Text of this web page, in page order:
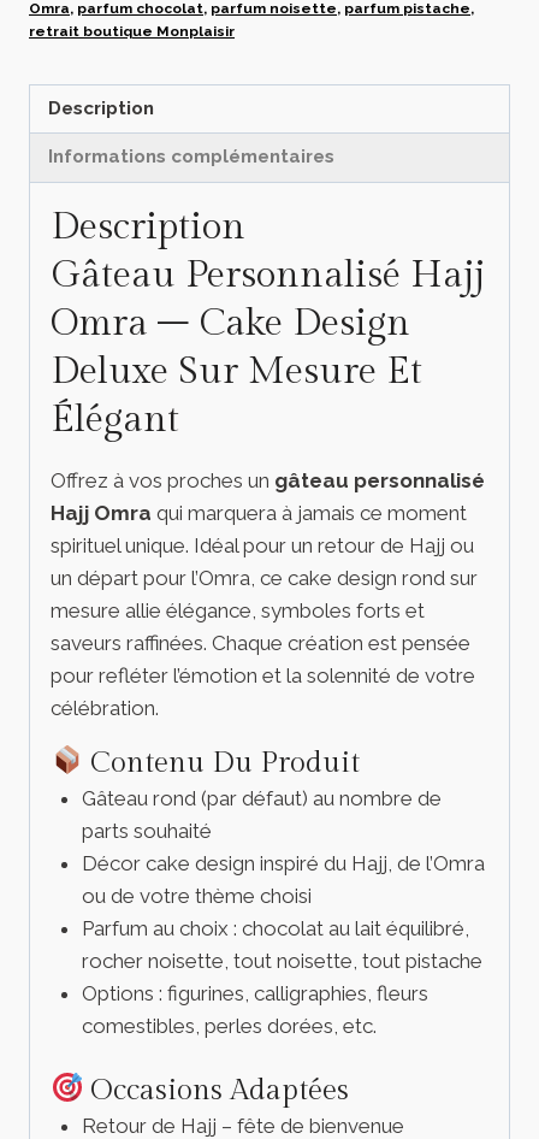
Omra, parfum chocolat, parfum noisette, parfum pistache,
retrait boutique Monplaisir
Description
Informations complémentaires
Description
Gâteau Personnalisé Hajj
Omra – Cake Design
Deluxe Sur Mesure Et
Élégant
Offrez à vos proches un gâteau personnalisé
Hajj Omra qui marquera à jamais ce moment
spirituel unique. Idéal pour un retour de Hajj ou
un départ pour l’Omra, ce cake design rond sur
mesure allie élégance, symboles forts et
saveurs raffinées. Chaque création est pensée
pour refléter l’émotion et la solennité de votre
célébration.
Contenu Du Produit
Gâteau rond (par défaut) au nombre de
parts souhaité
Décor cake design inspiré du Hajj, de l’Omra
ou de votre thème choisi
Parfum au choix : chocolat au lait équilibré,
rocher noisette, tout noisette, tout pistache
Options : figurines, calligraphies, fleurs
comestibles, perles dorées, etc.
Occasions Adaptées
Retour de Hajj – fête de bienvenue